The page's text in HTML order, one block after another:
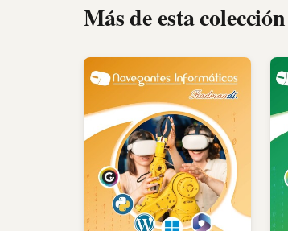
Más de esta colección